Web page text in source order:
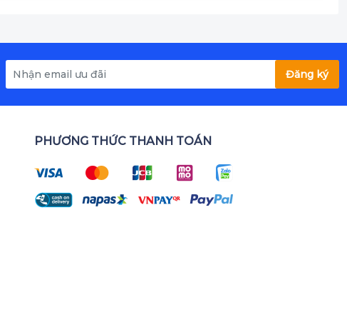
Đăng ký
PHƯƠNG THỨC THANH TOÁN